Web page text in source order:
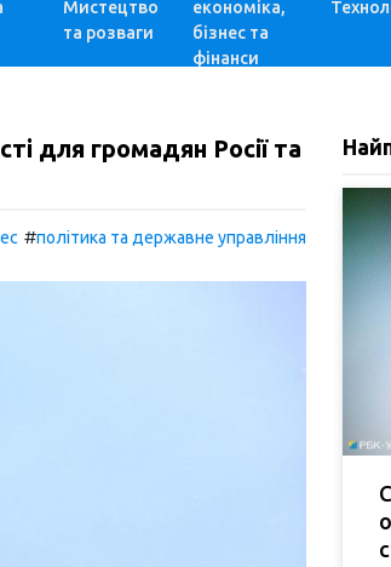
Мистецтво
та розваги
економіка,
бізнес та
фінанси
для громадян Росії та
#політика та державне управління